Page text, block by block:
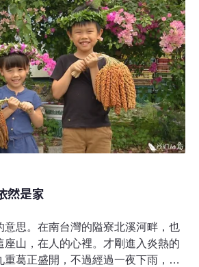
「民族植物食農教育館」因應而生；
族植物的調查，更期待原民朋友能找
處長蔡明哲表示，台大實驗林位於南
社會責任，五年前啟動共榮計畫，與
好。除了成立木工班，協助部落青年
推林下經濟，並以教育研究精神，建
利模式，期能將技術傳授在地原民朋
的好處。「食農教育館不但實踐大學
合國永續發展目標：縮短城市與
然是家
意思。在南台灣的隘寮北溪河畔，也
座山，在人的心裡。才剛進入炎熱的
重葛正盛開，不過經過一夜下雨，位